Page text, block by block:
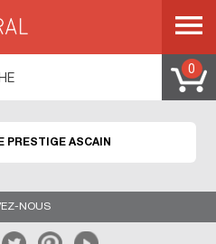
0
PRESTIGE ASCAIN
NOUS